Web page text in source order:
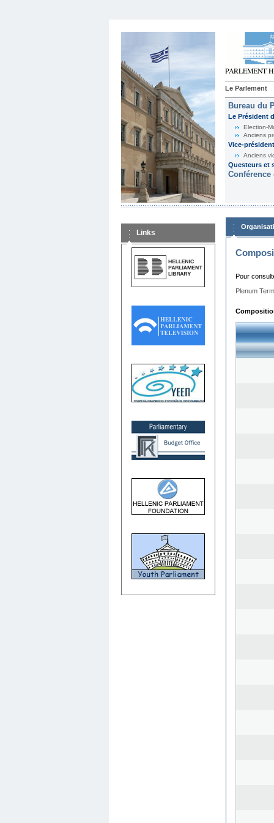
Le Parlement
Bureau du
Le Président
Election-
Anciens
Vice-
Anciens
Questeurs et
Links
Pour
Plenum